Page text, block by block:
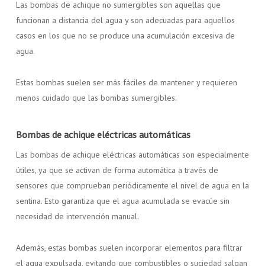
Las bombas de achique no sumergibles son aquellas que
funcionan a distancia del agua y son adecuadas para aquellos
casos en los que no se produce una acumulación excesiva de
agua.
Estas bombas suelen ser más fáciles de mantener y requieren
menos cuidado que las bombas sumergibles.
Bombas de achique eléctricas automáticas
Las bombas de achique eléctricas automáticas son especialmente
útiles, ya que se activan de forma automática a través de
sensores que comprueban periódicamente el nivel de agua en la
sentina. Esto garantiza que el agua acumulada se evacúe sin
necesidad de intervención manual.
Además, estas bombas suelen incorporar elementos para filtrar
el agua expulsada, evitando que combustibles o suciedad salgan